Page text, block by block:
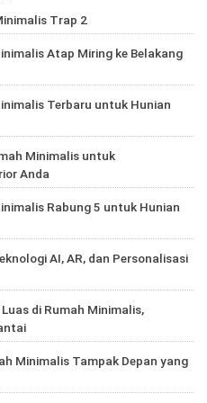
Trap 2
Atap Miring ke Belakang
Terbaru untuk Hunian
Minimalis untuk
Anda
Rabung 5 untuk Hunian
AI, AR, dan Personalisasi
di Rumah Minimalis,
Minimalis Tampak Depan yang